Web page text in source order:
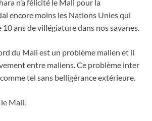
n’a félicité le Mali pour la
encore moins les Nations Unies qui
ans de villégiature dans nos savanes.
du Mali est un problème malien et il
entre maliens. Ce problème inter
tel sans belligérance extérieure.
Mali.